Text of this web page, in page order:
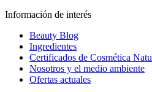
Información de interés
Beauty Blog
Ingredientes
Certificados de Cosmética
Nosotros y el medio ambiente
Ofertas actuales